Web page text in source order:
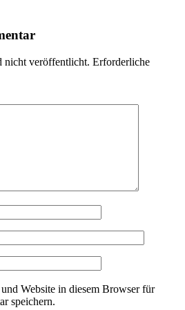
nicht veröffentlicht. Erforderliche
Website in diesem Browser für
speichern.